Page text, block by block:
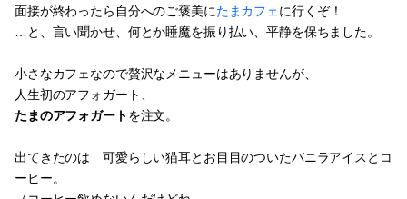
面接が終わったら自分へのご褒美にたまカフェ に行くぞ！
…と、言い聞かせ、何とか睡魔を振り払い、平静を保ちました。
小さなカフェなので贅沢なメニューはありませんが、
人生初のアフォガート、
たまのアフォガートを注文。
出てきたのは 可愛らしい猫耳とお目目のついたバニラアイスとコ
ーヒー。